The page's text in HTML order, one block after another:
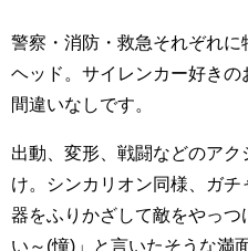
警察・消防・救急それぞれ
ヘッド。サイレンカー好きの
間違いなしです。
出動、変形、戦闘などのア
け。シンカリオン同様、ガ
器をふりかざして敵をやっ
い～(憧)」と言いたそうな満